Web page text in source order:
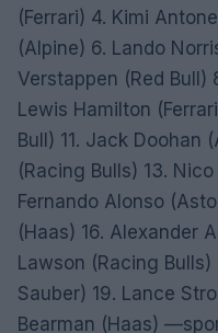
(Ferrari) 4. Kimi
(Alpine) 6. Lando
Verstappen (Red Bull)
Lewis Hamilton
Bull) 11. Jack Doohan
(Racing Bulls) 13.
Fernando Alonso
(Haas) 16. Alexander
Lawson (Racing
Sauber) 19. Lance
Bearman (Haas) —